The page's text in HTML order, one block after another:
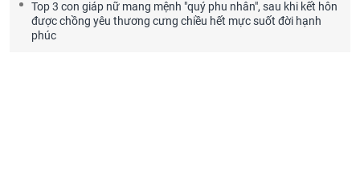
Top 3 con giáp nữ mang mệnh "quý phu nhân", sau khi kết hôn
được chồng yêu thương cưng chiều hết mực suốt đời hạnh
phúc